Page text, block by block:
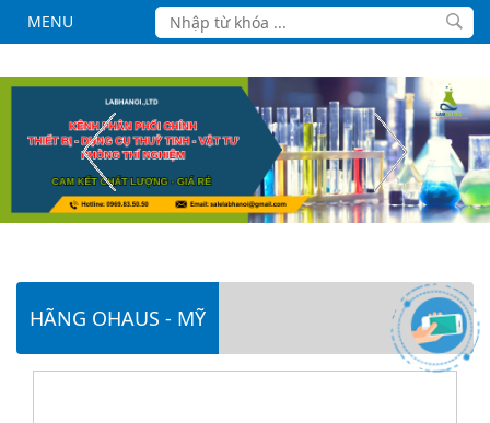
MENU
HÃNG OHAUS - MỸ